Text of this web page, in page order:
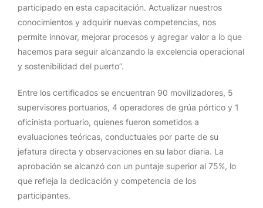
participado en esta capacitación. Actualizar nuestros
conocimientos y adquirir nuevas competencias, nos
permite innovar, mejorar procesos y agregar valor a lo que
hacemos para seguir alcanzando la excelencia operacional
y sostenibilidad del puerto”.
Entre los certificados se encuentran 90 movilizadores, 5
supervisores portuarios, 4 operadores de grúa pórtico y 1
oficinista portuario, quienes fueron sometidos a
evaluaciones teóricas, conductuales por parte de su
jefatura directa y observaciones en su labor diaria. La
aprobación se alcanzó con un puntaje superior al 75%, lo
que refleja la dedicación y competencia de los
participantes.